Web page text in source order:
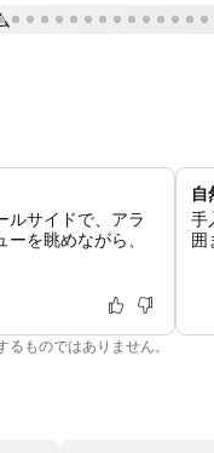
ルサイドで、アラ
を眺めながら、
自
手
囲
ものではありません。